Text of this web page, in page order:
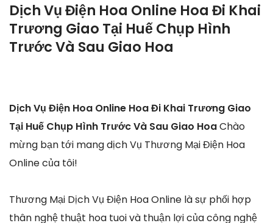
Dịch Vụ Điện Hoa Online Hoa Đi Khai
Trương Giao Tại Huế Chụp Hình
Trước Và Sau Giao Hoa
Dịch Vụ Điện Hoa Online Hoa Đi Khai Trương Giao
Tại Huế Chụp Hình Trước Và Sau Giao HoaChào
mừng bạn tới mang dịch Vụ Thương Mại Điện Hoa
Online của tôi!
Thương Mại Dịch Vụ Điện Hoa Online là sự phối hợp
thân nghệ thuật hoa tuoi và thuận lợi của công nghệ